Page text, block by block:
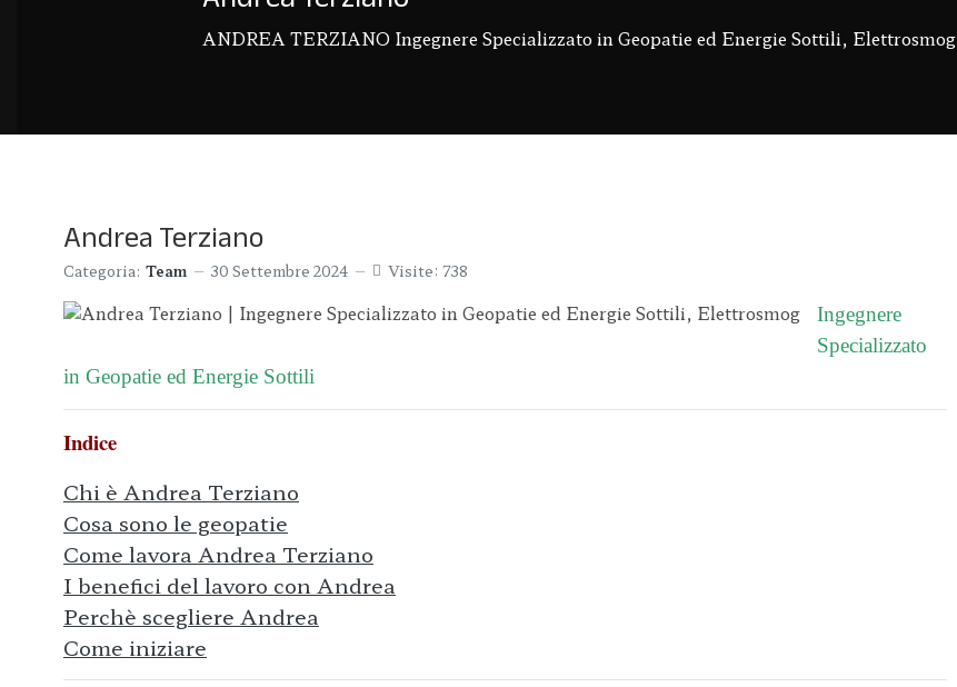
ANDREA TERZIANO Ingegnere Specializzato in Geopatie ed Energie Sottili, Elettrosmog
Andrea Terziano
Categoria: Team 30 Settembre 2024 Visite: 738
Ingegnere
Specializzato
in Geopatie ed Energie Sottili
Indice
Chi è Andrea Terziano
Cosa sono le geopatie
Come lavora Andrea Terziano
I benefici del lavoro con Andrea
Perchè scegliere Andrea
Come iniziare